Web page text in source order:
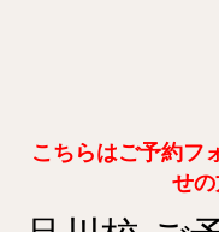
こちらはご予約フ
せ